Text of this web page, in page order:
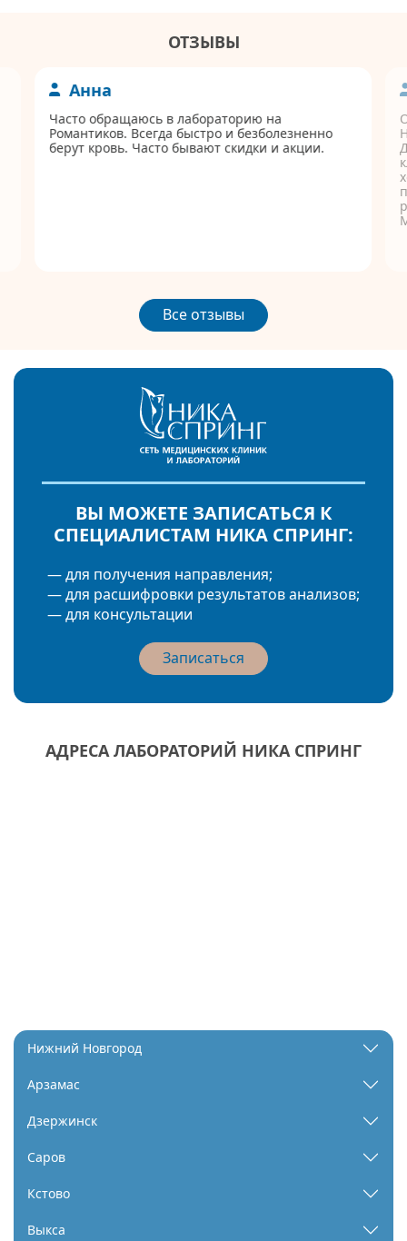
ОТЗЫВЫ
Анна
Часто обращаюсь в лабораторию на
Романтиков. Всегда быстро и безболезненно
берут кровь. Часто бывают скидки и акции.
Все отзывы
ВЫ МОЖЕТЕ ЗАПИСАТЬСЯ К
СПЕЦИАЛИСТАМ НИКА СПРИНГ:
— для получения направления;
— для расшифровки результатов анализов;
— для консультации
Записаться
АДРЕСА ЛАБОРАТОРИЙ НИКА СПРИНГ
Нижний Новгород
Арзамас
Дзержинск
Саров
Кстово
Выкса